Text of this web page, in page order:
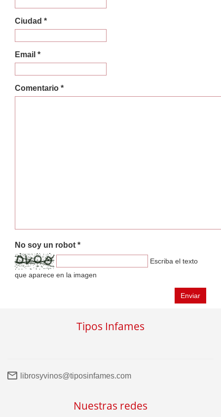
Ciudad *
Email *
Comentario *
No soy un robot *
Escriba el texto
que aparece en la imagen
Enviar
Tipos Infames
librosyvinos@tiposinfames.com
Nuestras redes